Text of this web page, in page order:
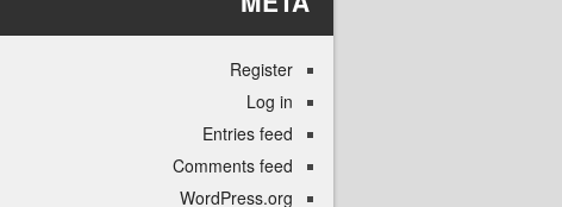
Register
Log in
Entries feed
Comments feed
WordPress.org